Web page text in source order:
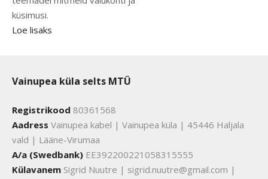
küsimusi.
Loe lisaks
Vainupea küla selts MTÜ
Registrikood 80361568
Aadress Vainupea kabel | Vainupea küla | 45446 Haljala
vald | Lääne-Virumaa
A/a (Swedbank) EE392200221058315555
Külavanem Sigrid Nuutre | sigrid.nuutre@gmail.com |